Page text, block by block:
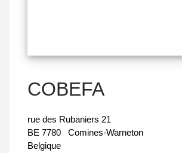
COBEFA
rue des Rubaniers 21
BE 7780
Comines-Warneton
Belgique